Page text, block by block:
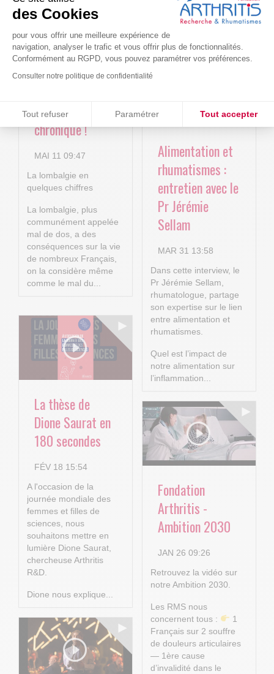
des Cookies
pour vous offrir une meilleure expérience de
navigation, analyser le trafic et vous offrir plus de fonctionnalités.
Conformément au RGPD, vous pouvez paramétrer vos préférences.
Consulter notre politique de confidentialité
Tout refuser Paramétrer Tout accepter
Axeptio consent
Plateforme de Gestion du Consentement : Personnalisez vos
Notre plateforme vous permet d'adapter et de gérer vos
4P : Les
nouvelles
technologies
numériques au
lombalgie
chronique !
MAI 11 09:47
La lombalgie en
quelques chiffres
La lombalgie, plus
communément appelée
mal de dos, a des
conséquences sur la vie
de nombreux Français,
on la considère même
comme le mal du...
Cure-RA
AVR 22 15:01
Alimentation et
rhumatismes :
entretien avec le
Pr Jérémie
Sellam
MAR 31 13:58
Dans cette interview, le
Pr Jérémie Sellam,
rhumatologue, partage
son expertise sur le lien
entre alimentation et
rhumatismes.
Quel est l’impact de
notre alimentation sur
l’inflammation...
La thèse de
Dione Saurat en
180 secondes
FÉV 18 15:54
A l'occasion de la
journée mondiale des
femmes et filles de
sciences, nous
souhaitons mettre en
lumière Dione Saurat,
chercheuse Arthritis
R&D.
Dione nous explique...
Fondation
Arthritis -
Ambition 2030
JAN 26 09:26
Retrouvez la vidéo sur
notre Ambition 2030.
Les RMS nous
concernent tous :
1
Français sur 2 souffre
de douleurs articulaires
— 1ère cause
d’invalidité dans le